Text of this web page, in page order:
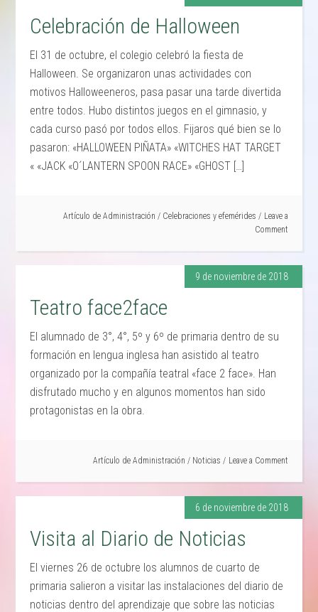
Celebración de Halloween
El 31 de octubre, el colegio celebró la fiesta de
Halloween. Se organizaron unas actividades con
motivos Halloweeneros, pasa pasar una tarde divertida
entre todos. Hubo distintos juegos en el gimnasio, y
cada curso pasó por todos ellos. Fijaros qué bien se lo
pasaron: «HALLOWEEN PIÑATA» «WITCHES HAT TARGET
« «JACK «O´LANTERN SPOON RACE» «GHOST […]
Artículo de Administración / Celebraciones y efemérides
Leave a
Comment
9 de noviembre de 2018
Teatro face2face
El alumnado de 3°, 4°, 5º y 6º de primaria dentro de su
formación en lengua inglesa han asistido al teatro
organizado por la compañía teatral «face 2 face». Han
disfrutado mucho y en algunos momentos han sido
protagonistas en la obra.
Artículo de Administración / Noticias Leave a Comment
6 de noviembre de 2018
Visita al Diario de Noticias
El viernes 26 de octubre los alumnos de cuarto de
primaria salieron a visitar las instalaciones del diario de
noticias dentro del aprendizaje que sobre las noticias